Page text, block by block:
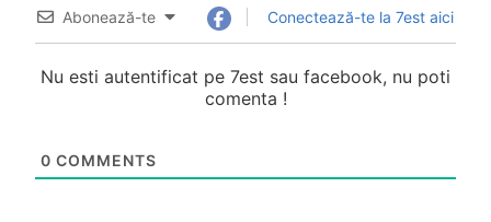
Abonează-te Conectează-te la 7est aici
Nu esti autentificat pe 7est sau facebook, nu poti
comenta !
0 COMMENTS